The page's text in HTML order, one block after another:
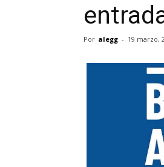
Por alegg - 19 marzo,